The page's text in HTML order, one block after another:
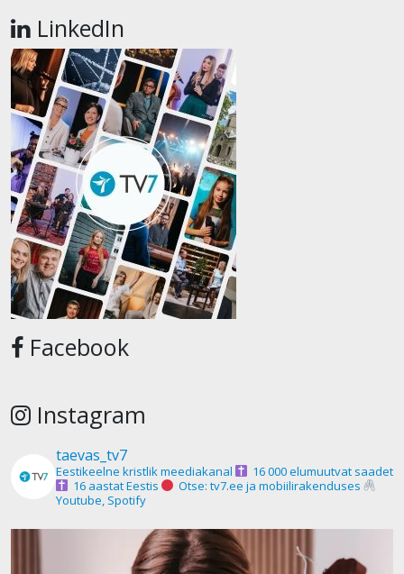
LinkedIn
Facebook
Instagram
taevas_tv7
Eestikeelne kristlik meediakanal
16 000 elumuutvat saadet
16 aastat Eestis
Otse: tv7.ee ja mobiilirakenduses
Youtube, Spotify